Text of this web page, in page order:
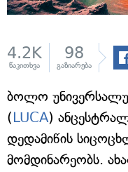
4.2K
წაკითხვა
98
გაზიარება
ბოლო
(LUCA)
დედამიწის
მომდინარეობს.